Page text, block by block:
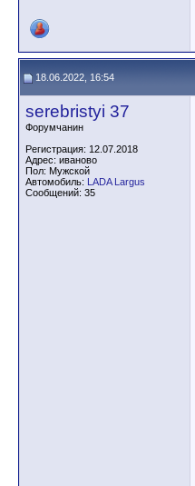
18.06.2022, 16:54
serebristyi 37
Форумчанин
Регистрация: 12.07.2018
Адрес: иваново
Пол: Мужской
Автомобиль: LADA Largus
Сообщений: 35